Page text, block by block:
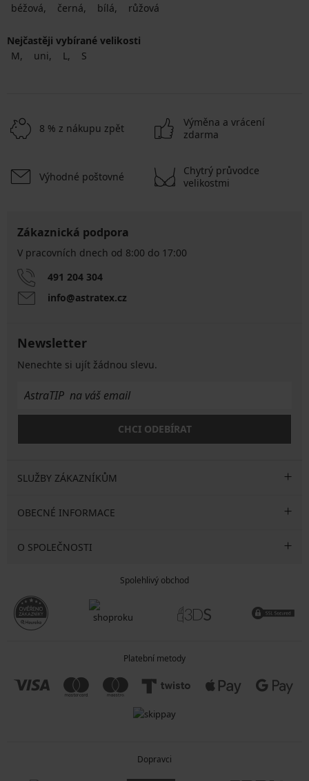
béžová
černá bílá růžová
Nejčastěji vybírané velikosti
M
uni L S
8 % z nákupu zpět
Výměna a vrácení
zdarma
Výhodné poštovné
Chytrý průvodce
velikostmi
Zákaznická podpora
V pracovních dnech od 8:00 do 17:00
491 204 304
info@astratex.cz
Newsletter
Nenechte si ujít žádnou slevu.
CHCI ODEBÍRAT
SLUŽBY ZÁKAZNÍKŮM
OBECNÉ INFORMACE
O SPOLEČNOSTI
Spolehlivý obchod
Platební metody
Dopravci